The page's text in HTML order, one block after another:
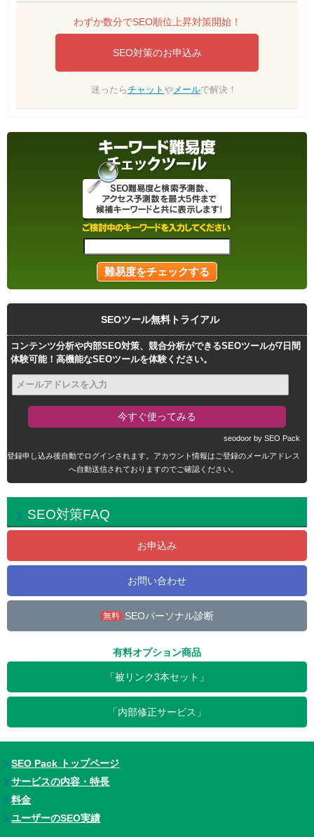
わずか数分でSEO順位上昇対策開始！
SEO対策のお申込み
迷ったらチャット や メールで解決！
SEOツール無料トライアル
コンテンツ分析や内部SEO対策、競合分析ができるSEOツールが7日間
体験可能！高機能なSEOツールを体験ください。
seodoor by SEO Pack
登録申し込み後自動でログインされます。アカウント情報はご登録のメールアドレス
へ自動送信されておりますのでご確認ください。
SEO対策FAQ
お申込み
お問い合わせ
無料 SEOパーソナル診断
有料オプション商品
「被リンク3本セット」
「内部修正サービス」
SEO Pack トップページ
サービスの内容・特長
料金
ユーザーのSEO実績